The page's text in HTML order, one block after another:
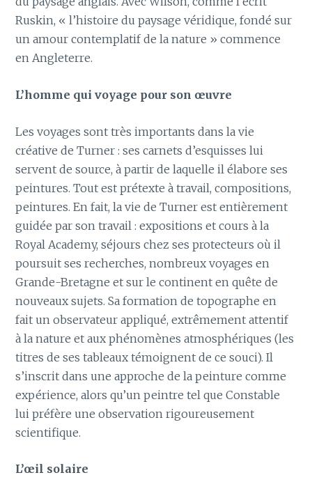
Ruskin, « l’histoire du paysage véridique, fondé sur
un amour contemplatif de la nature » commence
en Angleterre.
L’homme qui voyage pour son œuvre
Les voyages sont très importants dans la vie
créative de Turner : ses carnets d’esquisses lui
servent de source, à partir de laquelle il élabore ses
peintures. Tout est prétexte à travail, compositions,
peintures. En fait, la vie de Turner est entièrement
guidée par son travail : expositions et cours à la
Royal Academy, séjours chez ses protecteurs où il
poursuit ses recherches, nombreux voyages en
Grande-Bretagne et sur le continent en quête de
nouveaux sujets. Sa formation de topographe en
fait un observateur appliqué, extrêmement attentif
à la nature et aux phénomènes atmosphériques (les
titres de ses tableaux témoignent de ce souci). Il
s’inscrit dans une approche de la peinture comme
expérience, alors qu’un peintre tel que Constable
lui préfère une observation rigoureusement
scientifique.
L’œil solaire